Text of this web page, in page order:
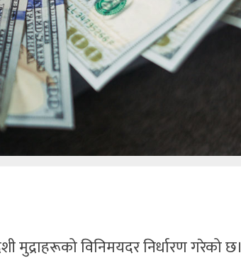
मुद्राहरूको विनिमयदर निर्धारण गरेको छ।